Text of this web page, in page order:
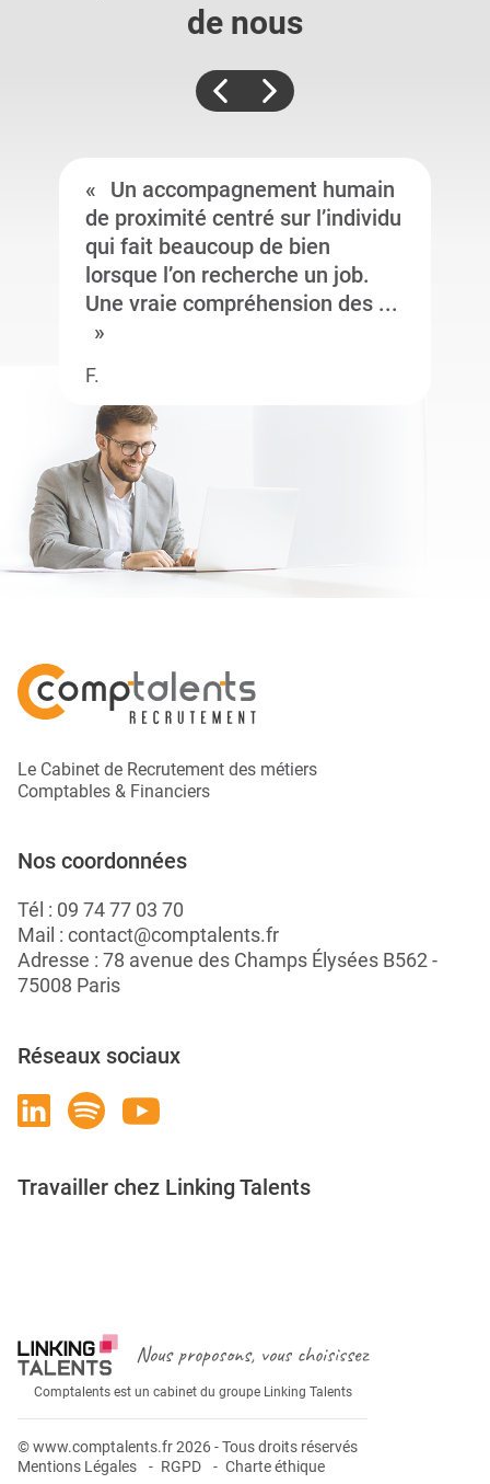
de nous
Un accompagnement humain
de proximité centré sur l’individu
qui fait beaucoup de bien
lorsque l’on recherche un job.
Une vraie compréhension des ...
F.
Le Cabinet de Recrutement des métiers
Comptables & Financiers
Nos coordonnées
Tél : 09 74 77 03 70
Mail : contact@comptalents.fr
Adresse : 78 avenue des Champs Élysées B562 -
75008 Paris
Réseaux sociaux
Travailler chez Linking Talents
Nous proposons, vous choisissez
Comptalents est un cabinet du groupe Linking Talents
© www.comptalents.fr 2026 - Tous droits réservés
Mentions Légales
RGPD Charte éthique